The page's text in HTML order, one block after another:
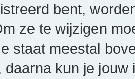
bent,
ze te wijzigen
staat meestal
daarna kun je jouw